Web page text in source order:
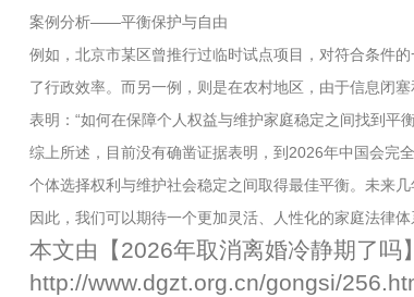
案例分析——平衡保护与自由
例如，北京市某区曾推行过临时试点项目，对符合条件
了行政效率。而另一例，则是在农村地区，由于信息闭
表明：“如何在保障个人权益与维护家庭稳定之间找到平
综上所述，目前没有确凿证据表明，到2026年中国会完
个体选择权利与维护社会稳定之间取得最佳平衡。未来
因此，我们可以期待一个更加灵活、人性化的家庭法律体
本文由【2026年取消离婚冷静期了吗
http://www.dgzt.org.cn/gongsi/